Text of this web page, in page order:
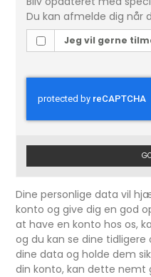
Du kan afmelde dig når
Jeg vil gerne
Dine personlige data vil
konto og give dig en god
at have en konto hos os,
og du kan se dine tidligere
dine data og holde dem
din konto, kan dette nemt